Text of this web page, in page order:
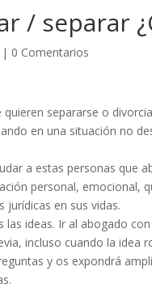
/ separar
| 0 Comentarios
separarse o
en una situación no
a estas personas que
personal, emocional,
jurídicas en sus vidas.
ideas. Ir al abogado
incluso cuando la idea
y os expondrá